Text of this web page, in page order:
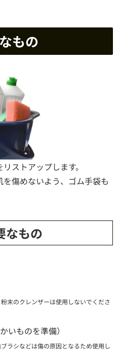
もの
ストアップします。
傷めないよう、ゴム手袋も
なもの
末のクレンザーは使用しないでくださ
いものを準備）
ラシなどは傷の原因となるため使用し